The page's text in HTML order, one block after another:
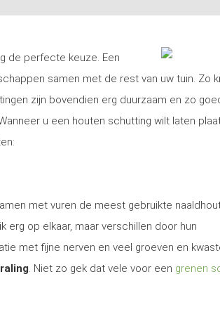
de perfecte keuze. Een
samen met de rest van uw tuin. Zo
zijn bovendien erg duurzaam en zo
u een houten schutting wilt laten
met vuren de meest gebruikte
erg op elkaar, maar verschillen door hun
met fijne nerven en veel groeven en
. Niet zo gek dat vele voor een grenen